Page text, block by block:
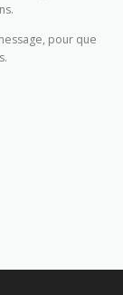
pour que